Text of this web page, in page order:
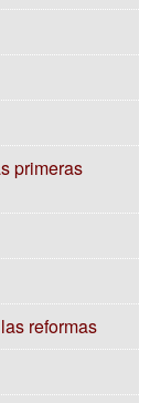
primeras
reformas